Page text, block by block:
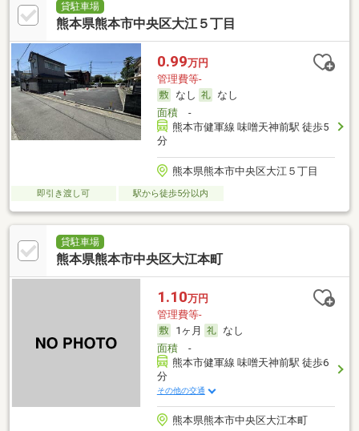
貸駐車場
熊本県熊本市中央区大江５丁目
0.99万円
管理費等-
なし
なし
面積-
熊本市健軍線 味噌天神前駅 徒歩5
分
熊本県熊本市中央区大江５丁目
即引き渡し可 駅から徒歩5分以内
貸駐車場
熊本県熊本市中央区大江本町
1.10万円
管理費等-
1ヶ月
なし
面積-
熊本市健軍線 味噌天神前駅 徒歩6
分
その他の交通
熊本県熊本市中央区大江本町